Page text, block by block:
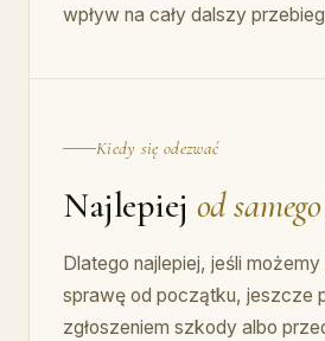
wpływ na cały dalszy
Kiedy się odezwać
Najlepiej od
Dlatego najlepiej, jeśli
sprawę od początku, jeszcze
zgłoszeniem szkody albo